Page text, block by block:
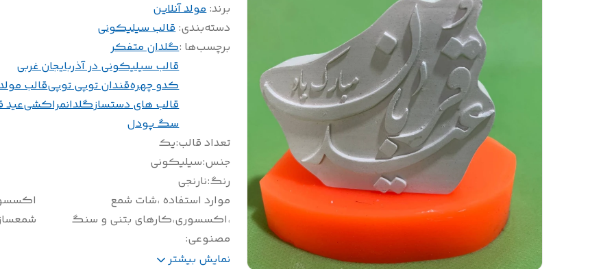
برند:مولد آنلاین
دسته‌بندی:قالب سیلیکونی
برچسب‌ها :گلدان متفکر
قالب سیلیکونی در آذربایجان غربی
کدو چهرهقندان توپی توپیقالب
قالب های دستسازگلدانمراکشیعید
سگ پودل
تعداد قالب:یک
جنس:سیلیکونی
رنگ:نارنجی
موارد استفاده ،شات شمع
،اکسسوری،کارهای بتنی و سنگ
مصنوعی:
سایز(سانتی متر)
نمایش بیشتر